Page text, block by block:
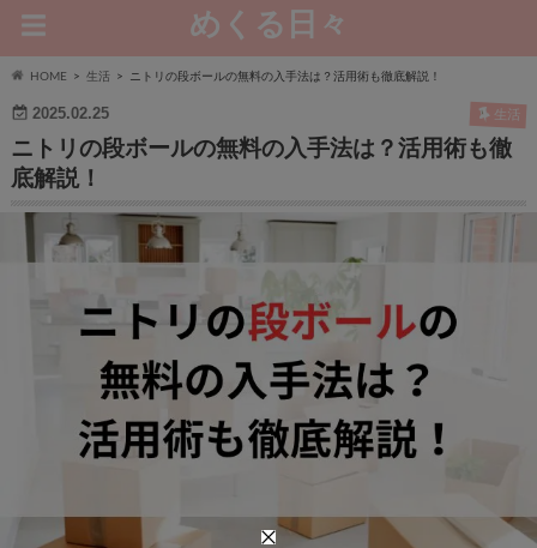
めくる日々
HOME 生活 ニトリの段ボールの無料の入手法は？活用術も徹底解説！
2025.02.25 生活
ニトリの段ボールの無料の入手法は？活用術も徹
底解説！